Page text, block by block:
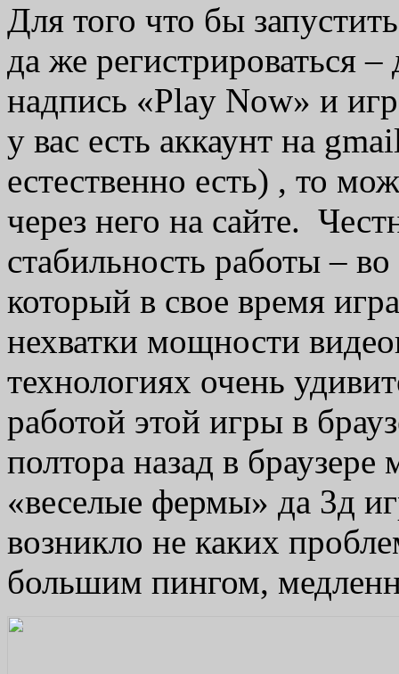
Для того что бы
да же регистрироваться
надпись «Play Now» и
у вас есть аккаунт на
естественно есть) , то
через него на сайте.
стабильность работы –
который в свое время
нехватки мощности
технологиях очень
работой этой игры в
полтора назад в
«веселые фермы» да 3д
возникло не каких
большим пингом,